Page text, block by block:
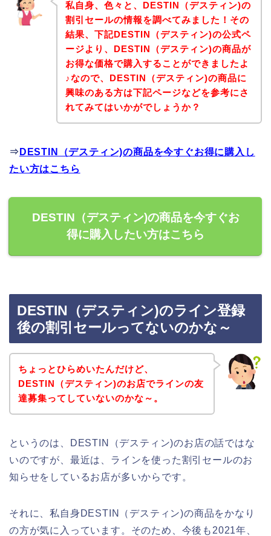
私自身、色々と、DESTIN（デスティン)の
割引セールの情報を調べてみました！その
結果、下記DESTIN（デスティン)の公式ペ
ージより、DESTIN（デスティン)の商品が
お得な価格で購入することができましたよ
♪なので、DESTIN（デスティン)の商品に
興味のある方は下記ページなどを参考にさ
れてみてはいかがでしょうか？
⇒ DESTIN（デスティン)の商品を今すぐお得に購入し
たい方はこちら
DESTIN（デスティン)の商品を今すぐお
得に購入したい方はこちら
DESTIN（デスティン)のライン登録
後の割引セールってないのかな～
ちょっとひらめいたんだけど、
DESTIN（デスティン)のお店でラインの友
達募集ってしていないのかな～。
というのは、DESTIN（デスティン)のお店の話ではな
いのですが、最近は、ラインを使った割引セールのお
知らせをしているお店が多いからです。
それに、私自身DESTIN（デスティン)の商品をかなり
の方が気に入っています。そのため、今後も2021年、